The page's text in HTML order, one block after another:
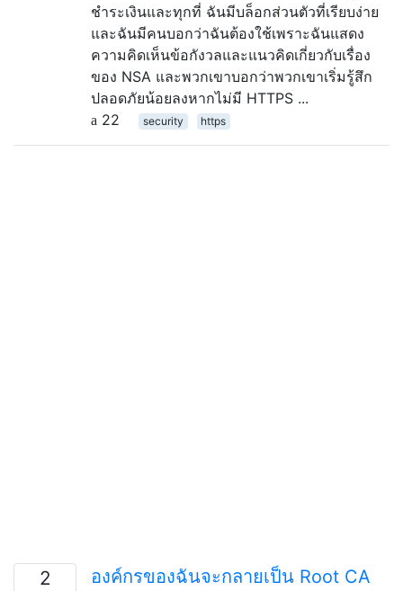
ชำระเงินและทุกที่ ฉันมีบล็อกส่วนตัวที่เรียบง่าย
และฉันมีคนบอกว่าฉันต้องใช้เพราะฉันแสดง
ความคิดเห็นข้อกังวลและแนวคิดเกี่ยวกับเรื่อง
ของ NSA และพวกเขาบอกว่าพวกเขาเริ่มรู้สึก
ปลอดภัยน้อยลงหากไม่มี HTTPS ...
22
security https
2
องค์กรของฉันจะกลายเป็น Root CA